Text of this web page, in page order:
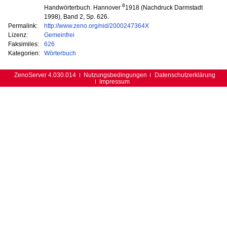
Handwörterbuch. Hannover 81918 (Nachdruck Darmstadt
1998), Band 2, Sp. 626.
Permalink:
http://www.zeno.org/nid/2000247364X
Lizenz:
Gemeinfrei
Faksimiles:
626
Kategorien:
Wörterbuch
ZenoServer 4.030.014 Nutzungsbedingungen
Datenschutzerklärung
Impressum